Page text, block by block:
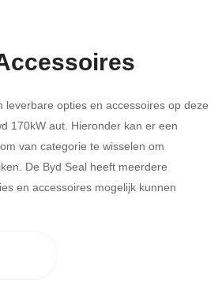
leverbare opties en accessoires op deze
170kW aut. Hieronder kan er een
van categorie te wisselen om
De Byd Seal heeft meerdere
en accessoires mogelijk kunnen